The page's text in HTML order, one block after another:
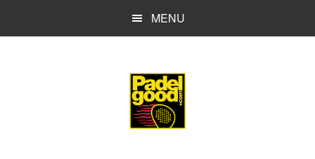
MENU